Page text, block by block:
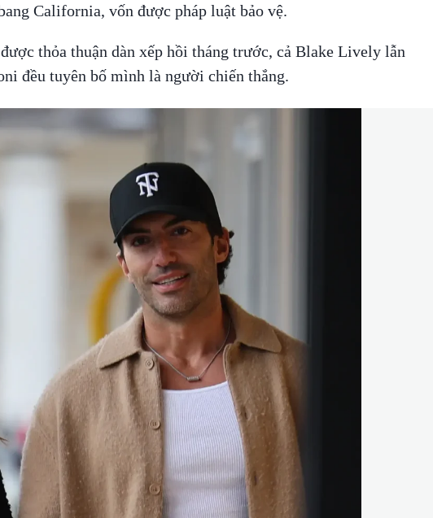
California, vốn được pháp luật bảo vệ.
thỏa thuận dàn xếp hồi tháng trước, cả Blake Lively lẫn
đều tuyên bố mình là người chiến thắng.